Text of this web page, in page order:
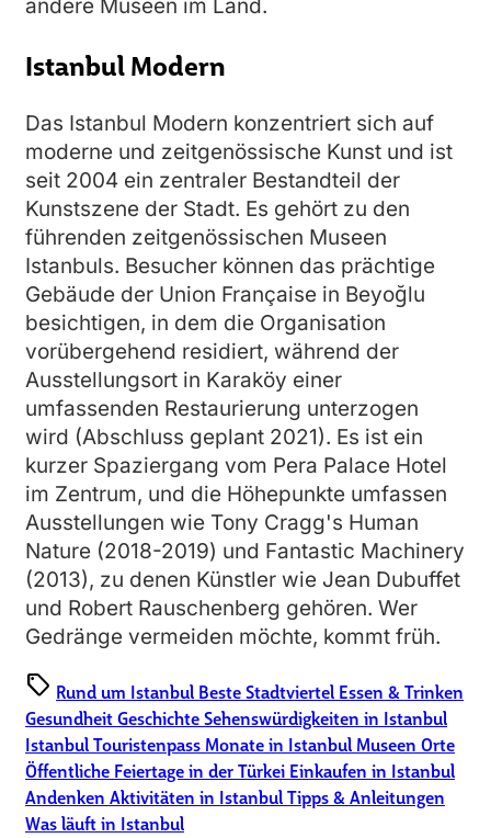
andere Museen im Land.
Istanbul Modern
Das Istanbul Modern konzentriert sich auf
moderne und zeitgenössische Kunst und ist
seit 2004 ein zentraler Bestandteil der
Kunstszene der Stadt. Es gehört zu den
führenden zeitgenössischen Museen
Istanbuls. Besucher können das prächtige
Gebäude der Union Française in Beyoğlu
besichtigen, in dem die Organisation
vorübergehend residiert, während der
Ausstellungsort in Karaköy einer
umfassenden Restaurierung unterzogen
wird (Abschluss geplant 2021). Es ist ein
kurzer Spaziergang vom Pera Palace Hotel
im Zentrum, und die Höhepunkte umfassen
Ausstellungen wie Tony Cragg's Human
Nature (2018-2019) und Fantastic Machinery
(2013), zu denen Künstler wie Jean Dubuffet
und Robert Rauschenberg gehören. Wer
Gedränge vermeiden möchte, kommt früh.
sell Rund um Istanbul Beste Stadtviertel Essen & Trinken
GesundheitGeschichteSehenswürdigkeiten in Istanbul
Istanbul Touristenpass Monate in Istanbul Museen Orte
Öffentliche Feiertage in der Türkei Einkaufen in Istanbul
Andenken Aktivitäten in IstanbulTipps & Anleitungen
Was läuft in Istanbul